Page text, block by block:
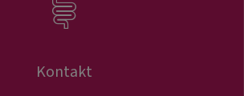
Kontakt